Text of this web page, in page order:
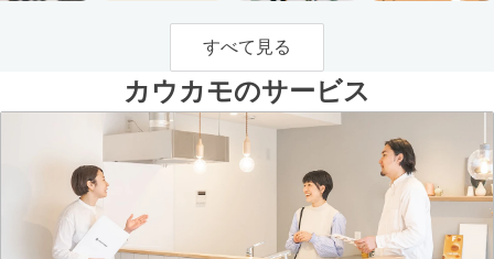
すべて見る
カウカモのサービス